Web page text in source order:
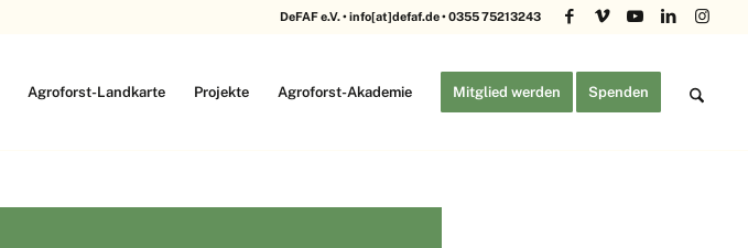
DeFAF e.V. • info[at]defaf.de • 0355 75213243
Agroforst-Landkarte Projekte Agroforst-Akademie Mitglied werden Spenden